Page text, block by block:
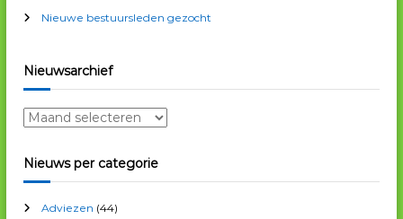
Nieuwe bestuursleden gezocht
Nieuwsarchief
N
u
s
Nieuws per categorie
Adviezen (44)